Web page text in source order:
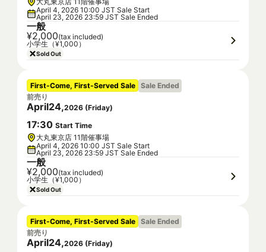
April 4, 2026 10:00 JST Sale Start
April 23, 2026 23:59 JST Sale Ended
一般
¥2,000(tax included)
小学生（¥1,000）
Sold Out
First-Come, First-Served Sale Sale Ended
前売り
April24,2026 (Friday)
17:30 Start Time
大丸東京店 11階催事場
April 4, 2026 10:00 JST Sale Start
April 23, 2026 23:59 JST Sale Ended
一般
¥2,000(tax included)
小学生（¥1,000）
Sold Out
First-Come, First-Served Sale Sale Ended
前売り
April24,2026 (Friday)